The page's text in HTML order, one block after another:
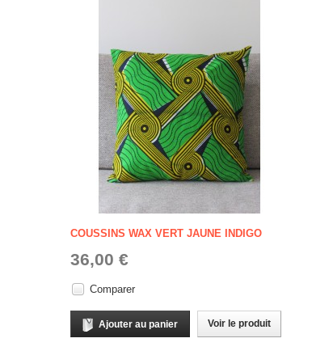
COUSSINS WAX VERT JAUNE INDIGO
36,00 €
Comparer
Ajouter au panier Voir le produit